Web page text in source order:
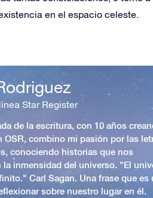
en el espacio celeste.
Star Register
de la escritura, con 10 años
OSR, combino mi pasión por las
conociendo historias que nos
la inmensidad del universo. "El
Carl Sagan. Una frase que es
sobre nuestro lugar en él.